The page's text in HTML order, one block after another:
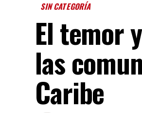
SIN CATEGORÍA
El temor
las
Caribe